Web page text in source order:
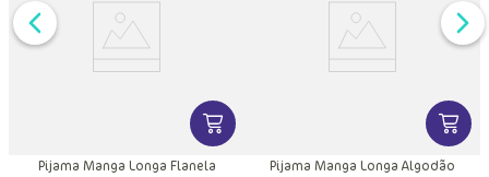
VER MAIS INFORMAÇÕES DO
Pijama Manga Longa Flanela
VER
Pijama Manga Longa Algodão